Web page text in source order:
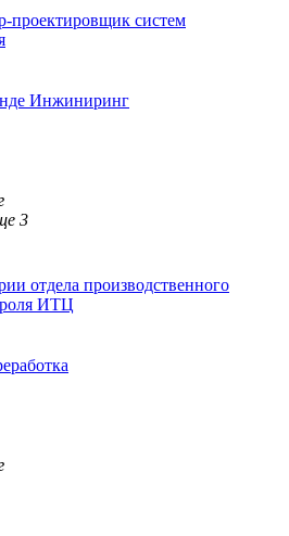
проектировщик систем
Инжиниринг
3
отдела производственного
ИТЦ